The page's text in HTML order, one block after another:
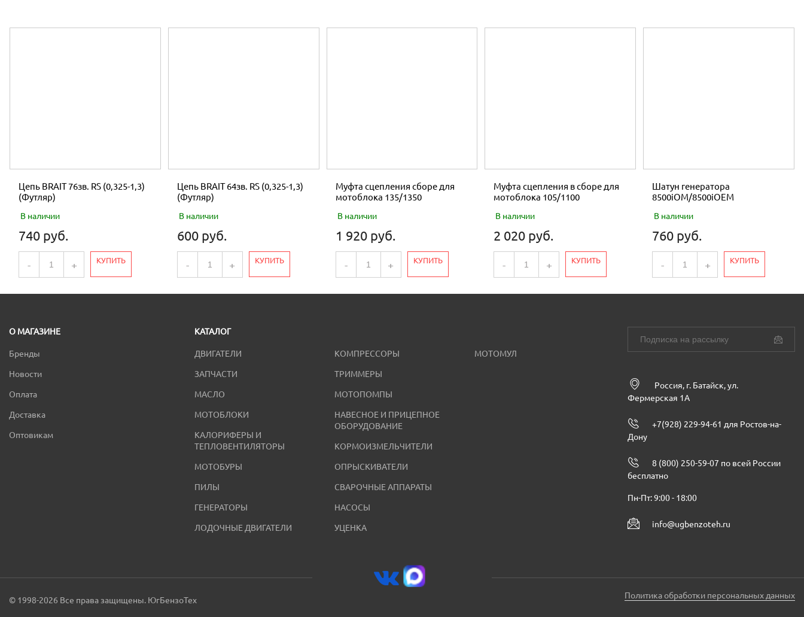
Цепь BRAIT 76зв. RS (0,325-1,3)
(Футляр)
В наличии
740 руб.
- + КУПИТЬ
Цепь BRAIT 64зв. RS (0,325-1,3)
(Футляр)
В наличии
600 руб.
- + КУПИТЬ
Муфта сцепления сборе для
мотоблока 135/1350
В наличии
1 920 руб.
- + КУПИТЬ
Муфта сцепления в сборе для
мотоблока 105/1100
В наличии
2 020 руб.
- + КУПИТЬ
Шатун генератора
8500iOM/8500iOEM
В наличии
760 руб.
- + КУПИТЬ
О МАГАЗИНЕ
Бренды
Новости
Оплата
Доставка
Оптовикам
КАТАЛОГ
ДВИГАТЕЛИ
ЗАПЧАСТИ
МАСЛО
МОТОБЛОКИ
КАЛОРИФЕРЫ И
ТЕПЛОВЕНТИЛЯТОРЫ
МОТОБУРЫ
ПИЛЫ
ГЕНЕРАТОРЫ
ЛОДОЧНЫЕ ДВИГАТЕЛИ
КОМПРЕССОРЫ
ТРИММЕРЫ
МОТОПОМПЫ
НАВЕСНОЕ И ПРИЦЕПНОЕ
ОБОРУДОВАНИЕ
КОРМОИЗМЕЛЬЧИТЕЛИ
ОПРЫСКИВАТЕЛИ
СВАРОЧНЫЕ АППАРАТЫ
НАСОСЫ
УЦЕНКА
МОТОМУЛ
Россия, г. Батайск, ул.
Фермерская 1А
+7(928) 229-94-61 для Ростов-на-
Дону
8 (800) 250-59-07 по всей России
бесплатно
Пн-Пт: 9:00 - 18:00
info@ugbenzoteh.ru
© 1998-2026 Все права защищены. ЮгБензоТех Политика обработки персональных данных